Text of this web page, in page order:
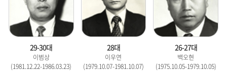
29-30대
이범상
(1981.12.22-1986.03.23)
28대
이우연
(1979.10.07-1981.10.07)
26-27대
백오현
(1975.10.05-1979.10.05)